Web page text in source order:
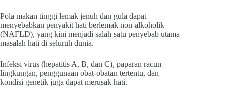
Pola makan tinggi lemak jenuh dan gula dapat
menyebabkan penyakit hati berlemak non-alkoholik
(NAFLD), yang kini menjadi salah satu penyebab utama
masalah hati di seluruh dunia.
Infeksi virus (hepatitis A, B, dan C), paparan racun
lingkungan, penggunaan obat-obatan tertentu, dan
kondisi genetik juga dapat merusak hati.